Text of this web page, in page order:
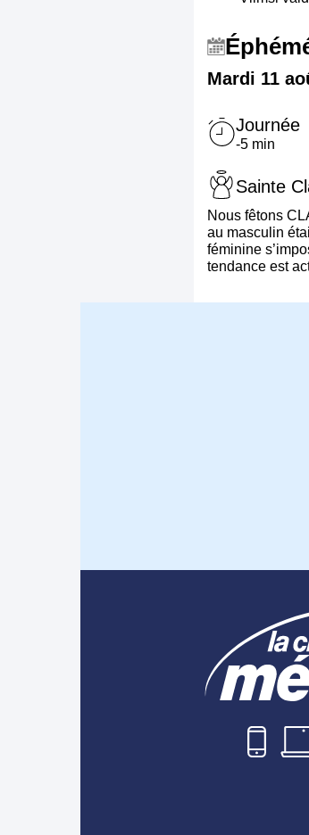
Mardi 11
Journée
-5 min
Sainte
Nous fêtons
au masculin
féminine
tendance est